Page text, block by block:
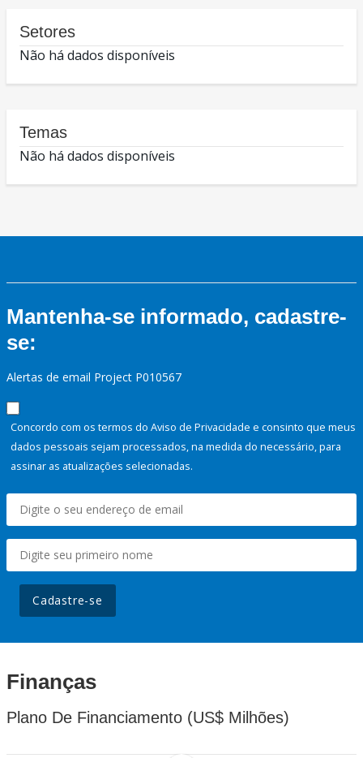
Setores
Não há dados disponíveis
Temas
Não há dados disponíveis
Mantenha-se informado, cadastre-
se:
Alertas de email Project P010567
Concordo com os termos do Aviso de Privacidade e consinto que meus
dados pessoais sejam processados, na medida do necessário, para
assinar as atualizações selecionadas.
Cadastre-se
Finanças
Plano De Financiamento (US$ Milhões)